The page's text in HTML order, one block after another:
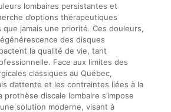
lombaires persistantes et
d’options thérapeutiques
jamais une priorité. Ces douleurs,
des disques
la qualité de vie, tant
Face aux limites des
classiques au Québec,
d’attente et les contraintes liées à la
discale lombaire s’impose
solution moderne, visant à